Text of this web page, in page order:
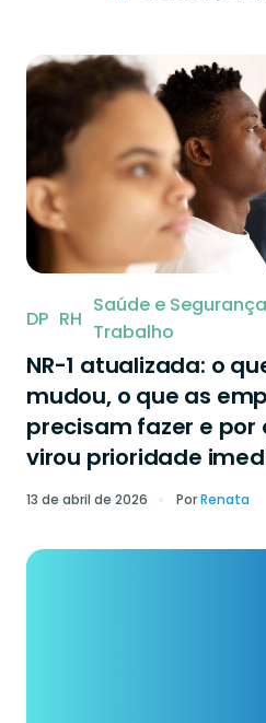
DP RH
Saúde e
Trabalho
NR-1 atualizada: o
mudou, o que as
precisam fazer e por
virou prioridade
13 de abril de 2026 PorRenata